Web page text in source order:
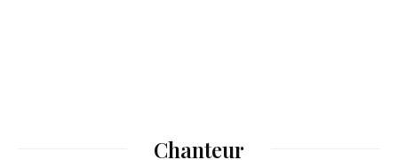
Chanteur